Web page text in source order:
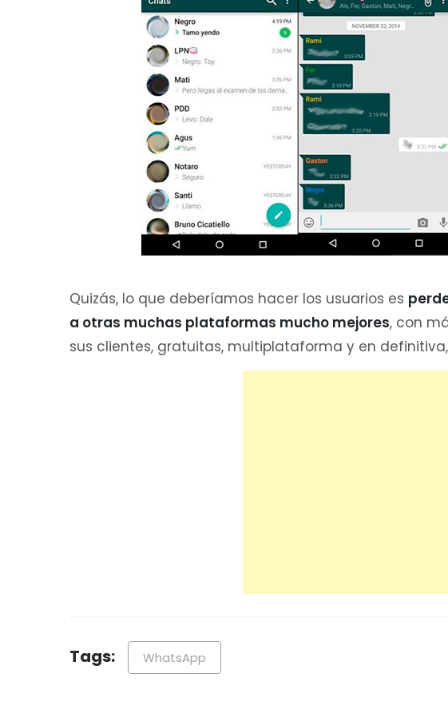
Quizás, lo que deberíamos hacer los usuarios es
a otras muchas plataformas mucho mejores, con
sus clientes, gratuitas, multiplataforma y en
Tags: WhatsApp